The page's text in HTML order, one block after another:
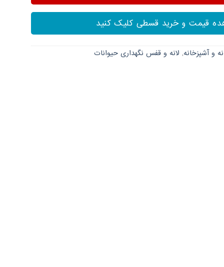
قیمت و خرید قسطی کلیک کنید
و آشپزخانه, لانه و قفس نگهداری حیوانات